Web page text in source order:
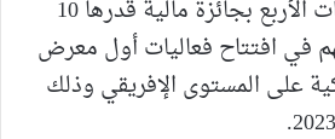
هذا، وفازت المجموعات الأربع بجائزة مالية قدرها 10
في افتتاح فعاليات أول معرض
على المستوى الإفريقي وذلك